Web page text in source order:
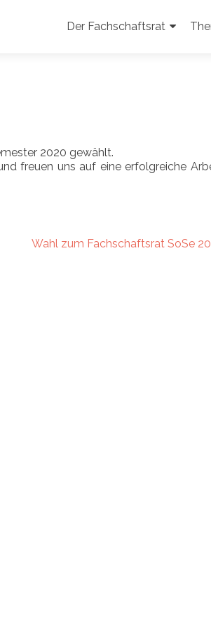
Inhalt
Der Fachschaftsrat
2020 gewählt.
freuen uns auf eine erfolgreiche
Wahl zum Fachschaftsrat SoSe